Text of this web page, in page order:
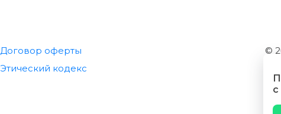
Договор оферты
Этический кодекс
©